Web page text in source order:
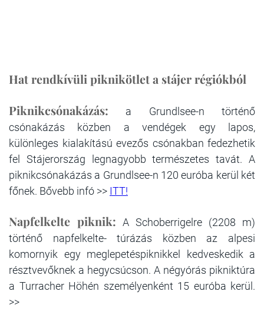
Hat rendkívüli piknikötlet a stájer régiókból
Piknikcsónakázás: a Grundlsee-n történő
csónakázás közben a vendégek egy lapos,
különleges kialakítású evezős csónakban fedezhetik
fel Stájerország legnagyobb természetes tavát. A
piknikcsónakázás a Grundlsee-n 120 euróba kerül két
főnek. Bővebb infó >> ITT!
Napfelkelte piknik: A Schoberrigelre (2208 m)
történő napfelkelte- túrázás közben az alpesi
komornyik egy meglepetéspiknikkel kedveskedik a
résztvevőknek a hegycsúcson. A négyórás pikniktúra
a Turracher Höhén személyenként 15 euróba kerül.
>>